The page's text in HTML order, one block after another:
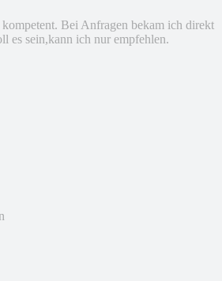
Bei Anfragen bekam ich direkt
es sein,kann ich nur empfehlen.